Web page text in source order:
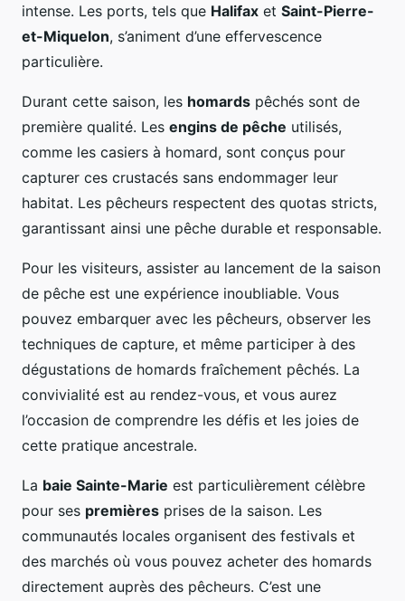
intense. Les ports, tels que Halifax et Saint-Pierre-
et-Miquelon, s’animent d’une effervescence
particulière.
Durant cette saison, les homards pêchés sont de
première qualité. Les engins de pêche utilisés,
comme les casiers à homard, sont conçus pour
capturer ces crustacés sans endommager leur
habitat. Les pêcheurs respectent des quotas stricts,
garantissant ainsi une pêche durable et responsable.
Pour les visiteurs, assister au lancement de la saison
de pêche est une expérience inoubliable. Vous
pouvez embarquer avec les pêcheurs, observer les
techniques de capture, et même participer à des
dégustations de homards fraîchement pêchés. La
convivialité est au rendez-vous, et vous aurez
l’occasion de comprendre les défis et les joies de
cette pratique ancestrale.
La baie Sainte-Marie est particulièrement célèbre
pour ses premières prises de la saison. Les
communautés locales organisent des festivals et
des marchés où vous pouvez acheter des homards
directement auprès des pêcheurs. C’est une